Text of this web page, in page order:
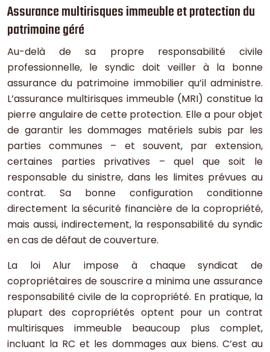
Assurance multirisques immeuble et protection du
patrimoine géré
Au-delà de sa propre responsabilité civile
professionnelle, le syndic doit veiller à la bonne
assurance du patrimoine immobilier qu’il administre.
L’assurance multirisques immeuble (MRI) constitue la
pierre angulaire de cette protection. Elle a pour objet
de garantir les dommages matériels subis par les
parties communes – et souvent, par extension,
certaines parties privatives – quel que soit le
responsable du sinistre, dans les limites prévues au
contrat. Sa bonne configuration conditionne
directement la sécurité financière de la copropriété,
mais aussi, indirectement, la responsabilité du syndic
en cas de défaut de couverture.
La loi Alur impose à chaque syndicat de
copropriétaires de souscrire a minima une assurance
responsabilité civile de la copropriété. En pratique, la
plupart des copropriétés optent pour un contrat
multirisques immeuble beaucoup plus complet,
incluant la RC et les dommages aux biens. C’est au